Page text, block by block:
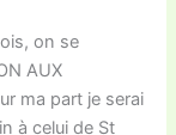
on se
AUX
ma part je serai
à celui de St